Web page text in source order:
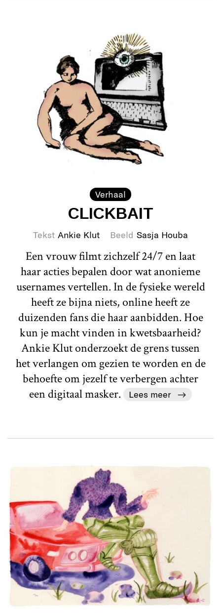
Verhaal
CLICKBAIT
Tekst Ankie Klut Beeld Sasja Houba
Een vrouw filmt zichzelf 24/7 en laat
haar acties bepalen door wat anonieme
usernames vertellen. In de fysieke wereld
heeft ze bijna niets, online heeft ze
duizenden fans die haar aanbidden. Hoe
kun je macht vinden in kwetsbaarheid?
Ankie Klut onderzoekt de grens tussen
het verlangen om gezien te worden en de
behoefte om jezelf te verbergen achter
een digitaal masker.
Lees meer